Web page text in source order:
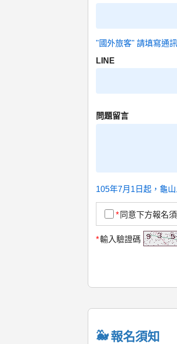
"國外旅客" 請填寫通
LINE
問題留言
105年7月1日起，龜
* 同意下方報名
*輸入驗證碼
報名須知